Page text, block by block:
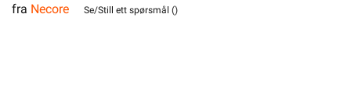
robotgressklippere
fra Necore Se/Still ett spørsmål ()